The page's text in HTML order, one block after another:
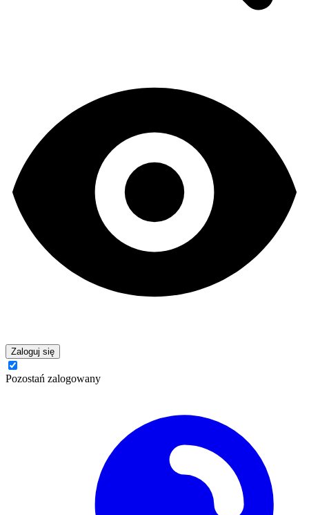
Zaloguj się
Pozostań zalogowany